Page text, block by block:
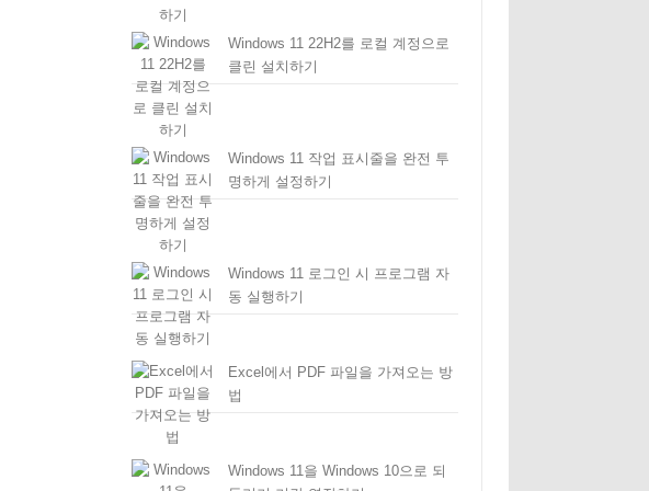
Windows 11 22H2를 로컬 계정으로
클린 설치하기
Windows 11 작업 표시줄을 완전 투
명하게 설정하기
Windows 11 로그인 시 프로그램 자
동 실행하기
Excel에서 PDF 파일을 가져오는 방
법
Windows 11을 Windows 10으로 되